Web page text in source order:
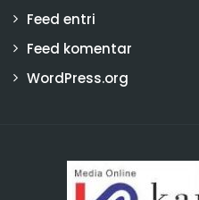
Feed entri
Feed komentar
WordPress.org